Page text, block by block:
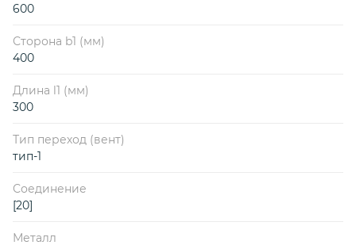
600
Сторона b1 (мм)
400
Длина l1 (мм)
300
Тип переход (вент)
тип-1
Соединение
[20]
Металл